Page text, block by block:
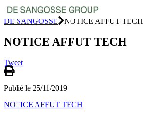
DE SANGOSSE NOTICE AFFUT TECH
NOTICE AFFUT TECH
Tweet
Publié le 25/11/2019
NOTICE AFFUT TECH